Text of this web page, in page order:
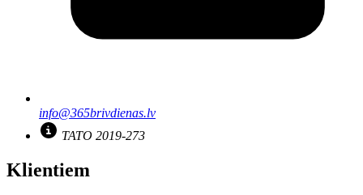
info@365brivdienas.lv
TATO 2019-273
Klientiem